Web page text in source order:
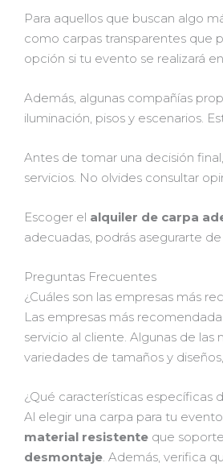
Para aquellos que buscan algo
como carpas transparentes que
opción si tu evento se realizará
Además, algunas compañías
iluminación, pisos y escenarios.
Antes de tomar una decisión
servicios. No olvides consultar
Escoger el alquiler de carpa
adecuadas, podrás asegurarte
Preguntas Frecuentes
¿Cuáles son las empresas más
Las empresas más
servicio al cliente. Algunas de las
variedades de tamaños y
¿Qué características específicas
Al elegir una carpa para tu
material resistente que
desmontaje. Además, verifica